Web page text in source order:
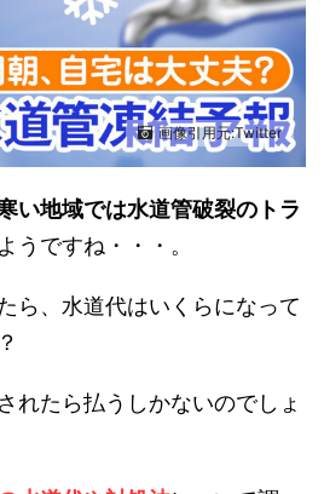
画像引用元:Twitter
い地域では水道管破裂のトラ
うですね・・・。
ら、水道代はいくらになって
れたら払うしかないのでしょ